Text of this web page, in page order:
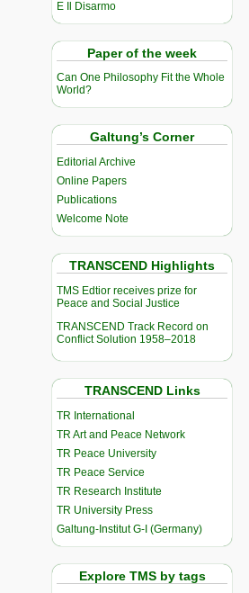
E Il Disarmo
Paper of the week
Can One Philosophy Fit the Whole
World?
Galtung’s Corner
Editorial Archive
Online Papers
Publications
Welcome Note
TRANSCEND Highlights
TMS Edtior receives prize for
Peace and Social Justice
TRANSCEND Track Record on
Conflict Solution 1958–2018
TRANSCEND Links
TR International
TR Art and Peace Network
TR Peace University
TR Peace Service
TR Research Institute
TR University Press
Galtung-Institut G-I (Germany)
Explore TMS by tags